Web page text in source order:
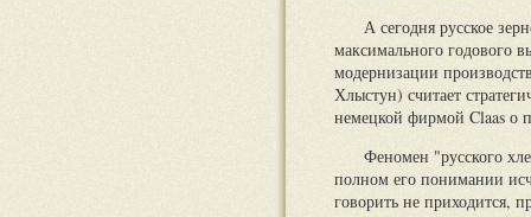
А сегодня русское
максимального годового
модернизации
Хлыстун) считает
немецкой фирмой Claas о
Феномен "русского
полном его понимании
говорить не приходится,